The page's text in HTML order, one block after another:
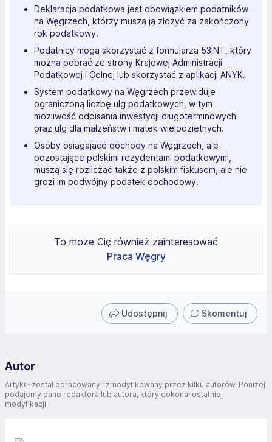
Deklaracja podatkowa jest obowiązkiem podatników
na Węgrzech, którzy muszą ją złożyć za zakończony
rok podatkowy.
Podatnicy mogą skorzystać z formularza 53INT, który
można pobrać ze strony Krajowej Administracji
Podatkowej i Celnej lub skorzystać z aplikacji ANYK.
System podatkowy na Węgrzech przewiduje
ograniczoną liczbę ulg podatkowych, w tym
możliwość odpisania inwestycji długoterminowych
oraz ulg dla małżeństw i matek wielodzietnych.
Osoby osiągające dochody na Węgrzech, ale
pozostające polskimi rezydentami podatkowymi,
muszą się rozliczać także z polskim fiskusem, ale nie
grozi im podwójny podatek dochodowy.
To może Cię również zainteresować
Praca Węgry
Udostępnij Skomentuj
Autor
Artykuł został opracowany i zmodyfikowany przez kilku autorów. Poniżej
podajemy dane redaktora lub autora, który dokonał ostatniej
modyfikacji.